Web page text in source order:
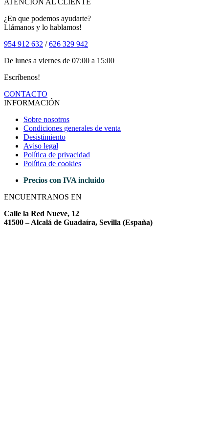
¿En que podemos ayudarte?
Llámanos y lo hablamos!
954 912 632 /626 329 942
De lunes a viernes de 07:00 a 15:00
Escríbenos!
CONTACTO
INFORMACIÓN
Sobre nosotros
Condiciones generales de venta
Desistimiento
Aviso legal
Política de privacidad
Política de cookies
Precios con IVA incluido
ENCUENTRANOS EN
Calle la Red Nueve, 12
41500 – Alcalá de Guadaíra, Sevilla (España)